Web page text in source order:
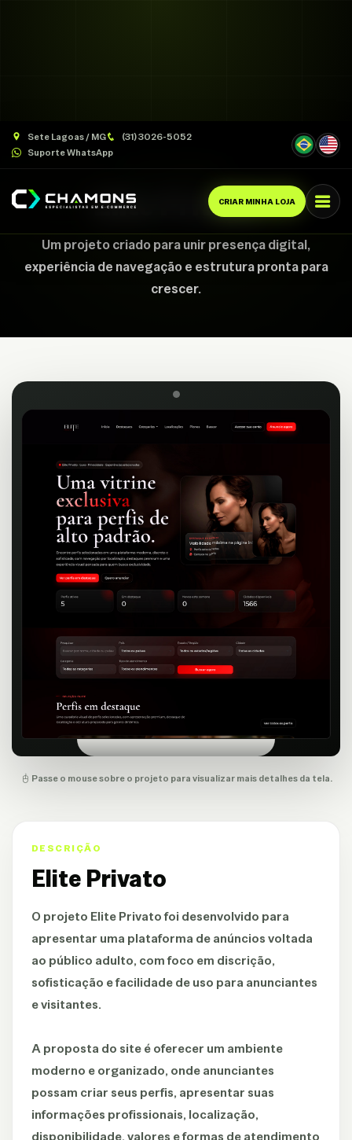
Sete Lagoas / MG
(31) 3026-5052
Suporte WhatsApp
CRIAR MINHA LOJA
Elite Privato
Um projeto criado para unir presença digital,
experiência de navegação e estrutura pronta para
crescer.
Passe o mouse sobre o projeto para visualizar mais detalhes da tela.
DESCRIÇÃO
Elite Privato
O projeto Elite Privato foi desenvolvido para
apresentar uma plataforma de anúncios voltada
ao público adulto, com foco em discrição,
sofisticação e facilidade de uso para anunciantes
e visitantes.
A proposta do site é oferecer um ambiente
moderno e organizado, onde anunciantes
possam criar seus perfis, apresentar suas
informações profissionais, localização,
disponibilidade, valores e formas de atendimento